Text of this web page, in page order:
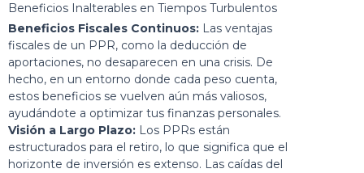
Beneficios Inalterables en Tiempos Turbulentos
Beneficios Fiscales Continuos: Las ventajas
fiscales de un PPR, como la deducción de
aportaciones, no desaparecen en una crisis. De
hecho, en un entorno donde cada peso cuenta,
estos beneficios se vuelven aún más valiosos,
ayudándote a optimizar tus finanzas personales.
Visión a Largo Plazo: Los PPRs están
estructurados para el retiro, lo que significa que el
horizonte de inversión es extenso. Las caídas del